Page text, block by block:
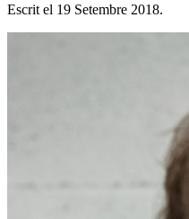
Escrit el 19 Setembre 2018.